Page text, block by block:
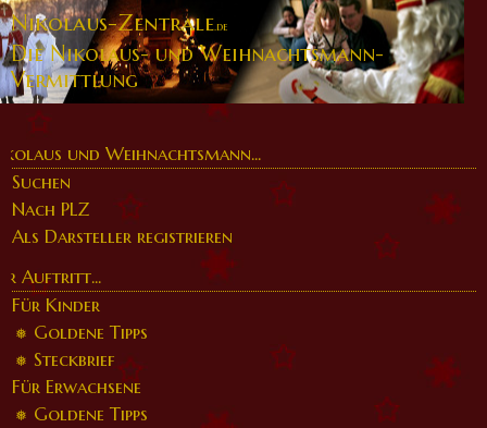
Nikolaus-Zentrale.de
Die Nikolaus- und Weihnachtsmann-
Vermittlung
und Weihnachtsmann...
Suchen
Nach PLZ
Als Darsteller registrieren
Auftritt...
Für Kinder
Goldene Tipps
Steckbrief
Für Erwachsene
Goldene Tipps